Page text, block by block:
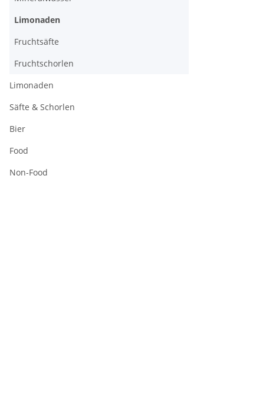
Limonaden
Fruchtsäfte
Fruchtschorlen
Limonaden
Säfte & Schorlen
Bier
Food
Non-Food